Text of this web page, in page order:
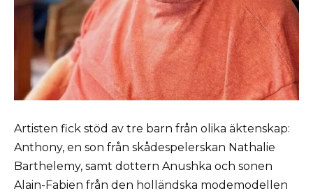
Artisten fick stöd av tre barn från olika äktenskap:
Anthony, en son från skådespelerskan Nathalie
Barthelemy, samt dottern Anushka och sonen
Alain-Fabien från den holländska modemodellen